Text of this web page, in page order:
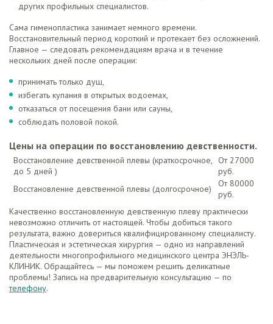
других профильных специалистов.
Сама гименопластика занимает немного времени.
Восстановительный период короткий и протекает без осложнений.
Главное — следовать рекомендациям врача и в течение
нескольких дней после операции:
принимать только душ,
избегать купания в открытых водоемах,
отказаться от посещения бани или сауны,
соблюдать половой покой.
Цены на операции по восстановлению девственности.
Восстановление девственной плевы (краткосрочное,
до 5 дней )
От 27000
руб.
Восстановление девственной плевы (долгосрочное)
От 80000
руб.
Качественно восстановленную девственную плеву практически
невозможно отличить от настоящей. Чтобы добиться такого
результата, важно довериться квалифицированному специалисту.
Пластическая и эстетическая хирургия — одно из направлений
деятельности многопрофильного медицинского центра ЭНЭЛЬ-
КЛИНИК. Обращайтесь — мы поможем решить деликатные
проблемы! Запись на предварительную консультацию — по
телефону.